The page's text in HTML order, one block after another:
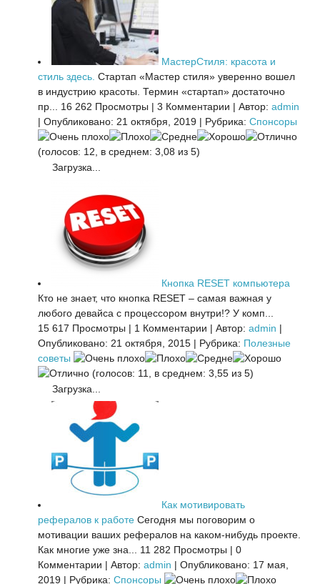
МастерСтиля: красота и
стиль здесь. Стартап «Мастер стиля» уверенно вошел
в индустрию красоты. Термин «стартап» достаточно
пр...
16 262 Просмотры | 3 Комментарии | Автор: admin
| Опубликовано: 21 октября, 2019 | Рубрика: Спонсоры
(голосов: 12, в среднем: 3,08 из 5)
Загрузка...
Кнопка RESET компьютера
Кто не знает, что кнопка RESET – самая важная у
любого девайса с процессором внутри!? У комп...
15 617 Просмотры | 1 Комментарии | Автор: admin |
Опубликовано: 21 октября, 2015 | Рубрика: Полезные
советы
(голосов: 11, в среднем: 3,55 из 5)
Загрузка...
Как мотивировать
рефералов к работе Сегодня мы поговорим о
мотивации ваших рефералов на каком-нибудь проекте.
Как многие уже зна...
11 282 Просмотры | 0
Комментарии | Автор: admin | Опубликовано: 17 мая,
2019 | Рубрика: Спонсоры